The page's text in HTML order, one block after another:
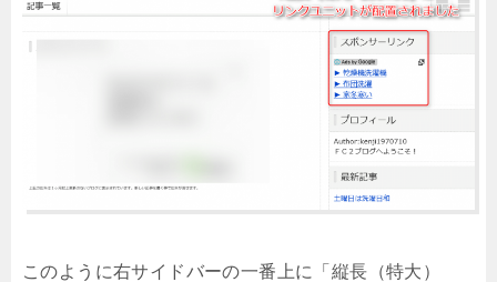
このように右サイドバーの一番上に「縦長（特大）